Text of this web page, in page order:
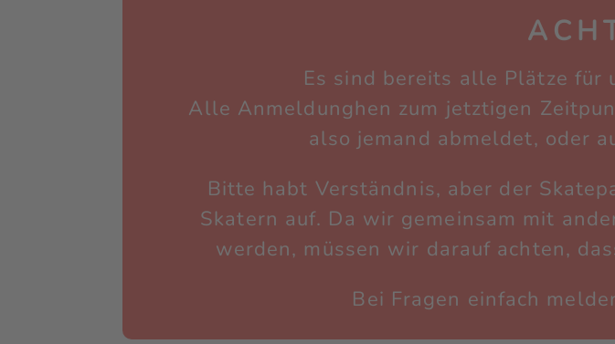
Es sind bereits alle Plätze für
Alle Anmeldunghen zum jetztigen
also jemand abmeldet, oder
Bitte habt Verständnis, aber der
Skatern auf. Da wir gemeinsam mit
werden, müssen wir darauf achten,
Bei Fragen einfach